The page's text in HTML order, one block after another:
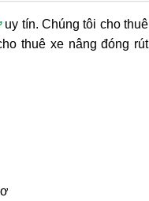
uy tín. Chúng tôi cho thuê
thuê xe nâng đóng rút